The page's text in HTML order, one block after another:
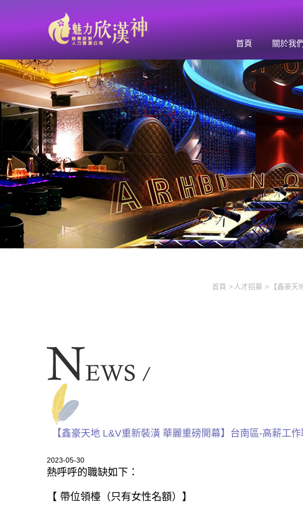
首頁 關於我們
首頁 人才招募 【鑫豪
【鑫豪天地 L&V重新裝潢 華麗重磅開幕】台南區-高薪工
2023-05-30
熱呼呼的職缺如下：
【 帶位領檯（只有女性名額）】